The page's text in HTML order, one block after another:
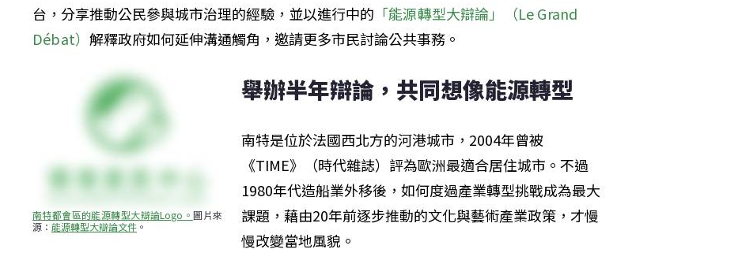
台，分享推動公民參與城市治理的經驗，並以進行中的 「能源轉型大辯論」（Le Grand
Débat）解釋政府如何延伸溝通觸角，邀請更多市民討論公共事務。
南特都會區的能源轉型大辯論Logo。圖片來
源： 能源轉型大辯論文件 。
舉辦半年辯論，共同想像能源轉型
南特是位於法國西北方的河港城市，2004年曾被
《TIME》（時代雜誌）評為歐洲最適合居住城市。不過
1980年代造船業外移後，如何度過產業轉型挑戰成為最大
課題，藉由20年前逐步推動的文化與藝術產業政策，才慢
慢改變當地風貌。